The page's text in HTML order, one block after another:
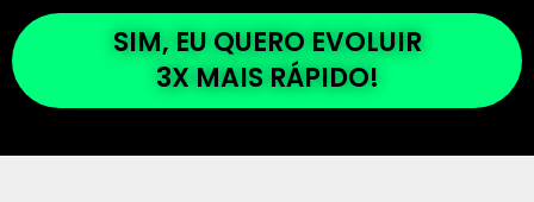
SIM, EU QUERO EVOLUIR
3X MAIS RÁPIDO!